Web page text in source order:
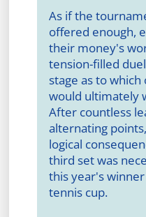
As if the
offered enough,
their money's
tension-filled
stage as to
would ultimately
After countless
alternating
logical
third set was
this year's
tennis cup.